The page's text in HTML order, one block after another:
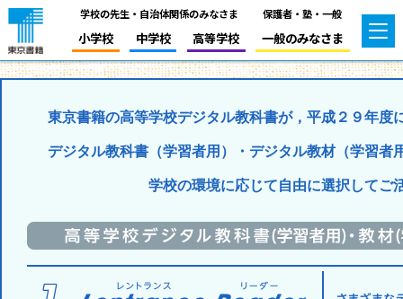
学校の先生・自治体関係のみなさま
小学校 中学校 高等学校
保護者・塾・一般
一般のみなさま
東京書籍の高等学校デジタル教科書が，平成２９年度
デジタル教科書（学習者用）・デジタル教材（学習者
学校の環境に応じて自由に選択してご